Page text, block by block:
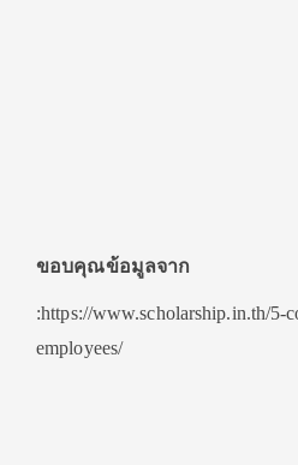
ขอบคุณข้อมูลจาก
:https://www.scholarship.in.th/5-
employees/